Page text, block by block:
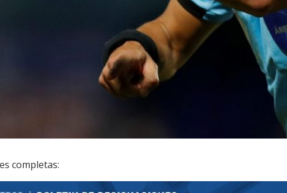
completas: